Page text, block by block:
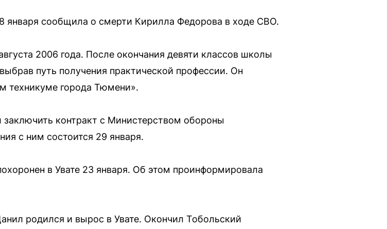
января сообщила о смерти Кирилла Федорова в ходе СВО.
2006 года. После окончания девяти классов школы
путь получения практической профессии. Он
техникуме города Тюмени».
контракт с Министерством обороны
с ним состоится 29 января.
в Увате 23 января. Об этом проинформировала
родился и вырос в Увате. Окончил Тобольский